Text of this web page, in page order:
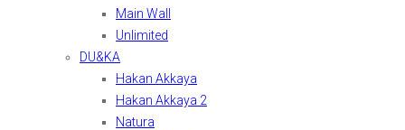
Main Wall
Unlimited
DU&KA
Hakan Akkaya
Hakan Akkaya 2
Natura